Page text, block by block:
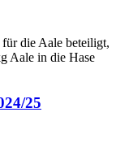
die Aale beteiligt,
Aale in die Hase
25